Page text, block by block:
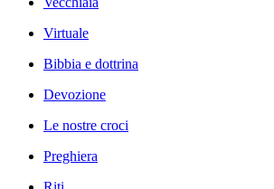
Virtuale
Bibbia e dottrina
Devozione
Le nostre croci
Preghiera